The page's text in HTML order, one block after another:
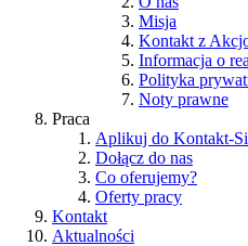
Misja
Kontakt z
Informacja o
Polityka
Noty prawne
Praca
Aplikuj do Kontakt-
Dołącz do nas
Co oferujemy?
Oferty pracy
Kontakt
Aktualności